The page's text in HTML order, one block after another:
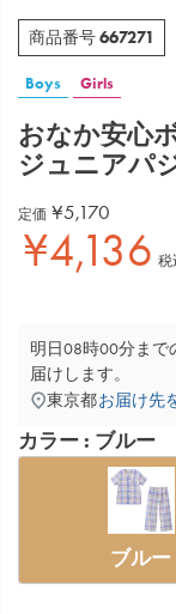
商品番号667271
Boys Girls
おなか安心
ジュニアパ
定価 ¥5,170
¥4,136 税
明日08時00分まで
届けします。
東京都お届け先
カラー ブルー
ブルー